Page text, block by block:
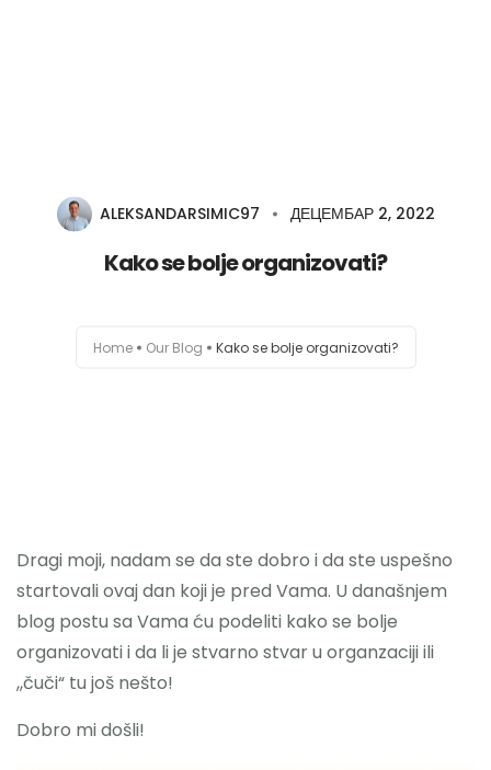
Edukacije
Prodavnica
ALEKSANDARSIMIC97 ДЕЦЕМБАР 2, 2022
Kako se bolje organizovati?
Home Our Blog Kako se bolje organizovati?
Dragi moji, nadam se da ste dobro i da ste uspešno
startovali ovaj dan koji je pred Vama. U današnjem
blog postu sa Vama ću podeliti kako se bolje
organizovati i da li je stvarno stvar u organzaciji ili
,,čuči“ tu još nešto!
Dobro mi došli!